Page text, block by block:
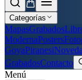
Categorías
MapasGrabados
ModernaPosters
GoyaPiranesi
GrabadosContacto
Menú